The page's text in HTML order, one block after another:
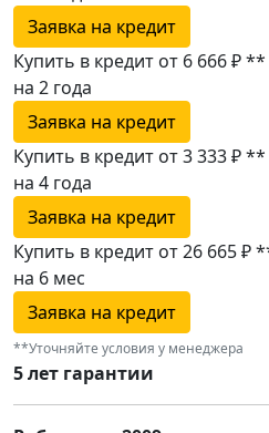
Заявка на кредит
Купить в кредит от 6 666 ₽**
на 2 года
Заявка на кредит
Купить в кредит от 3 333 ₽**
на 4 года
Заявка на кредит
Купить в кредит от 26 665 ₽
на 6 мес
Заявка на кредит
**Уточняйте условия у менеджера
5 лет гарантии